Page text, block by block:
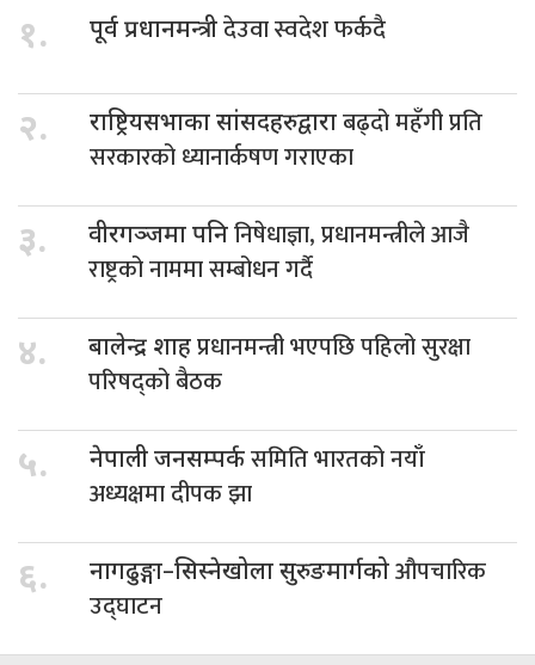
१. पूर्व प्रधानमन्त्रीदेउवा स्वदेश फर्कदै
२. राष्ट्रियसभाका सांसदहरुद्वाराबढ्दो महँगी प्रति
सरकारको ध्यानार्कषण गराएका
३. वीरगञ्जमा पनिनिषेधाज्ञा, प्रधानमन्त्रीले आजै
राष्ट्रको नाममा सम्बोधन गर्दै
४. बालेन्द्र शाहप्रधानमन्त्री भएपछि पहिलो सुरक्षा
परिषद्को बैठक
५. नेपाली जनसम्पर्कसमिति भारतको नयाँ
अध्यक्षमा दीपक झा
६. नागढुङ्गा–सिस्नेखोला सुरुङमार्गकोऔपचारिक
उद्घाटन